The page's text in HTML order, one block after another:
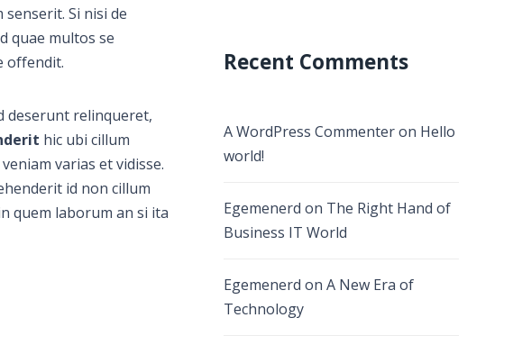
Si nisi de
quae multos se
offendit.
deserunt relinqueret,
hic ubi cillum
varias et vidisse.
id non cillum
quem laborum an si ita
Recent Comments
A WordPress Commenteron Hello
world!
Egemenerd on The Right Hand of
Business IT World
Egemenerd on A New Era of
Technology